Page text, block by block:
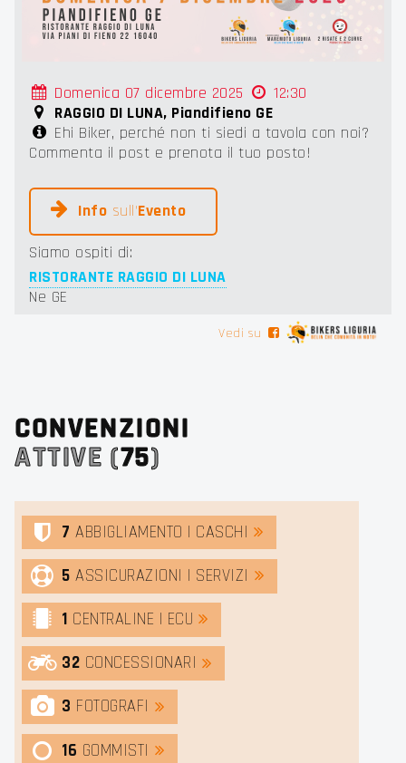
Domenica 07 dicembre 2025
12:30
RAGGIO DI LUNA, Piandifieno GE
Ehi Biker, perché non ti siedi a tavola con noi?
Commenta il post e prenota il tuo posto!
Info sull'Evento
Siamo ospiti di:
RISTORANTE RAGGIO DI LUNA
Ne GE
Vedi su
CONVENZIONI
ATTIVE (75)
7 ABBIGLIAMENTO | CASCHI
5 ASSICURAZIONI | SERVIZI
1 CENTRALINE | ECU
32 CONCESSIONARI
3 FOTOGRAFI
16 GOMMISTI